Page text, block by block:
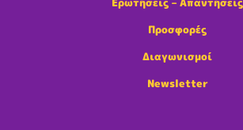
Προσφορές
Διαγωνισμοί
Newsletter